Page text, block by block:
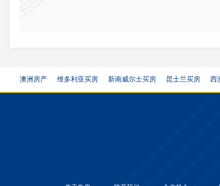
澳洲房产 维多利亚买房 新南威尔士买房 昆士兰买房 西